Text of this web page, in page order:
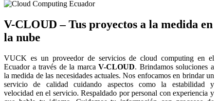
V-CLOUD – Tus proyectos a la medida en
la nube
VUCK es un proveedor de servicios de cloud computing en el
Ecuador a través de la marcaV-CLOUD. Brindamos soluciones a
la medida de las necesidades actuales. Nos enfocamos en brindar un
servicio de calidad cuidando aspectos como la estabilidad y
velocidad en el servicio. Respaldado por personal con experiencia y